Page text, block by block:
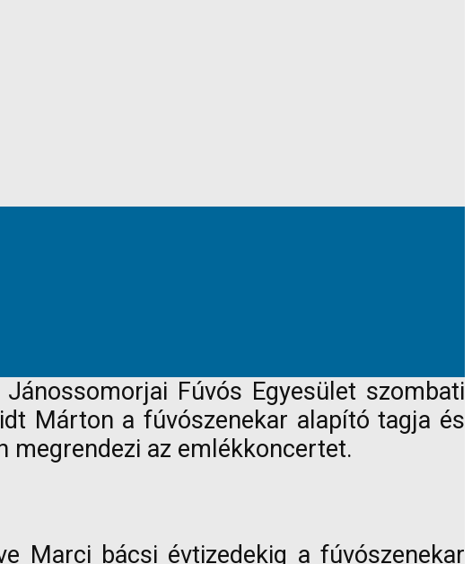
Fúvós Egyesület szombati
Márton a fúvószenekar alapító tagja és
megrendezi az emlékkoncertet.
Marci bácsi évtizedekig a fúvószenekar